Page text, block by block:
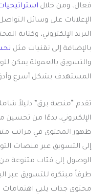
فعال، ومن خلال
الإعلانات على وسائل
البريد الإلكتروني، وكتابة
بالإضافة إلى تقنيات مثل
والتسويق بالعمولة يمكن
المستهدف بشكل أسرع
تقدم “منصة برق” دليلاً
ظهور المحتوى في مراتب
إلى التسويق عبر منصات
الوصول إلى فئات متنوعة
طرقاً مبتكرة للتسويق عبر
محتوى جذاب يلبي اهتمامات